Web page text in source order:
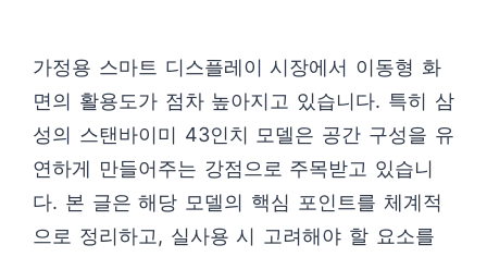
가정용 스마트 디스플레이 시장에서 이동형 화
면의 활용도가 점차 높아지고 있습니다. 특히 삼
성의 스탠바이미 43인치 모델은 공간 구성을 유
연하게 만들어주는 강점으로 주목받고 있습니
다. 본 글은 해당 모델의 핵심 포인트를 체계적
으로 정리하고, 실사용 시 고려해야 할 요소를